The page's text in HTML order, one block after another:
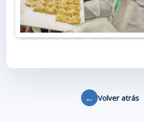
← Volver atrás